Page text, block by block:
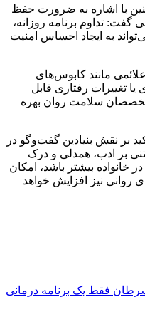
با اشاره به ضرورت حفظ
گفت: تداوم برنامه روزانه،
به ایجاد احساس امنیت
مانند کابوس‌های
تغییرات رفتاری قابل
سلامت روان بهره
بر نقش بنیادین گفت‌وگو در
بر ادب، همدلی و درک
بیشتر باشد، امکان
نیز افزایش خواهد